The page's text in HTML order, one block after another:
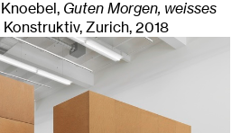
Guten Morgen, weisses
Konstruktiv,Zurich, 2018